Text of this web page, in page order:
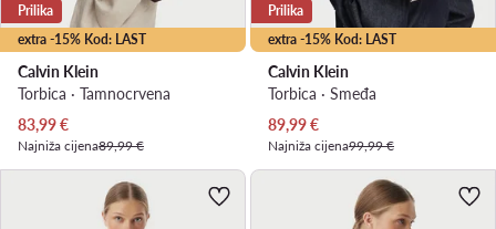
extra -15% Kod: LAST
Prilika
Calvin Klein
Torbica · Tamnocrvena
Trenutna cijena
83,99€
Najniža cijena89,99 €
extra -15% Kod: LAST
Prilika
Calvin Klein
Torbica · Smeđa
Trenutna cijena
89,99€
Najniža cijena99,99 €